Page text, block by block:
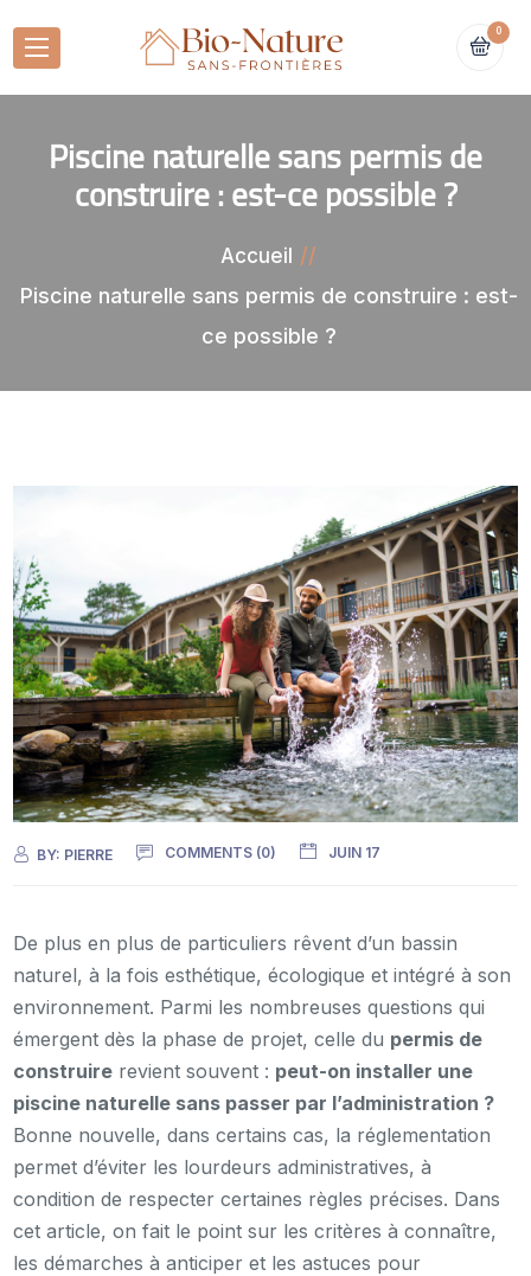
0
Piscine naturelle sans permis de
construire : est-ce possible ?
Accueil
Piscine naturelle sans permis de construire : est-
ce possible ?
BY: PIERRE COMMENTS (0) JUIN 17
De plus en plus de particuliers rêvent d’un bassin
naturel, à la fois esthétique, écologique et intégré à son
environnement. Parmi les nombreuses questions qui
émergent dès la phase de projet, celle du permis de
construire revient souvent : peut-on installer une
piscine naturelle sans passer par l’administration ?
Bonne nouvelle, dans certains cas, la réglementation
permet d’éviter les lourdeurs administratives, à
condition de respecter certaines règles précises. Dans
cet article, on fait le point sur les critères à connaître,
les démarches à anticiper et les astuces pour